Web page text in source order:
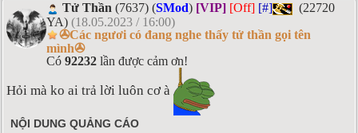
Tử Thần (7637) (SMod) [VIP] [Off] [#]
(22720
YA) (18.05.2023 / 16:00)
✇Các ngươi có đang nghe thấy tử thần gọi tên
mình✇
Có 92232 lần được cảm ơn!
Hỏi mà ko ai trả lời luôn cơ à